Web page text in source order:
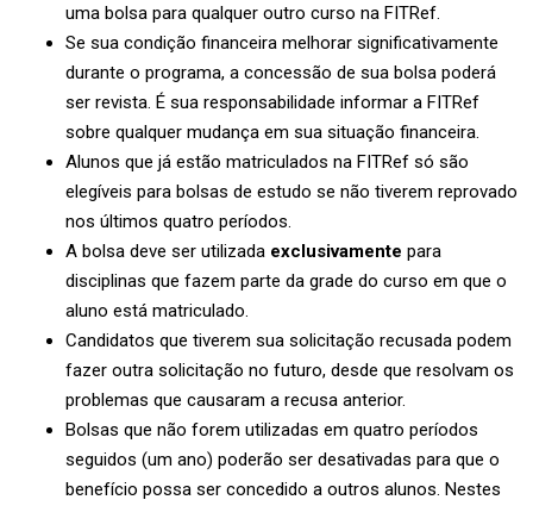
uma bolsa para qualquer outro curso na FITRef.
Se sua condição financeira melhorar significativamente
durante o programa, a concessão de sua bolsa poderá
ser revista. É sua responsabilidade informar a FITRef
sobre qualquer mudança em sua situação financeira.
Alunos que já estão matriculados na FITRef só são
elegíveis para bolsas de estudo se não tiverem reprovado
nos últimos quatro períodos.
A bolsa deve ser utilizada exclusivamente para
disciplinas que fazem parte da grade do curso em que o
aluno está matriculado.
Candidatos que tiverem sua solicitação recusada podem
fazer outra solicitação no futuro, desde que resolvam os
problemas que causaram a recusa anterior.
Bolsas que não forem utilizadas em quatro períodos
seguidos (um ano) poderão ser desativadas para que o
benefício possa ser concedido a outros alunos. Nestes